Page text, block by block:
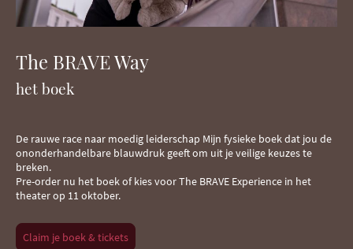
The BRAVE Way
het boek
De rauwe race naar moedig leiderschap Mijn fysieke boek dat jou de
ononderhandelbare blauwdruk geeft om uit je veilige keuzes te
breken.
Pre-order nu het boek of kies voor The BRAVE Experience in het
theater op 11 oktober.
Claim je boek & tickets